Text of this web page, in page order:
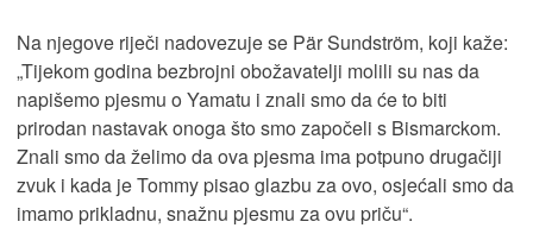
Na njegove riječi nadovezuje se Pär Sundström, koji kaže:
„Tijekom godina bezbrojni obožavatelji molili su nas da
napišemo pjesmu o Yamatu i znali smo da će to biti
prirodan nastavak onoga što smo započeli s Bismarckom.
Znali smo da želimo da ova pjesma ima potpuno drugačiji
zvuk i kada je Tommy pisao glazbu za ovo, osjećali smo da
imamo prikladnu, snažnu pjesmu za ovu priču“.